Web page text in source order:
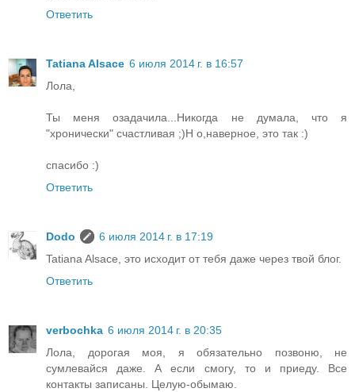
Ответить
Tatiana Alsace 6 июля 2014 г. в 16:57
Лола,
Ты меня озадачила...Никогда не думала, что я
"хронически" счастливая ;)Н о,наверное, это так :)
спасибо :)
Ответить
Dodo
6 июля 2014 г. в 17:19
Tatiana Alsace, это исходит от тебя даже через твой блог.
Ответить
verbochka 6 июля 2014 г. в 20:35
Лола, дорогая моя, я обязательно позвоню, не
сумлевайся даже. А если смогу, то и приеду. Все
контакты записаны. Целую-обымаю.